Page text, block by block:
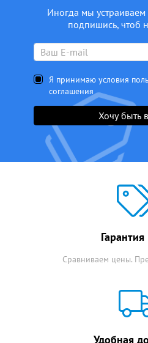
Иногда мы
подпишись, чтоб
Я принимаю условия
соглашения
Хочу быть
Сравниваем цены.
Удобная